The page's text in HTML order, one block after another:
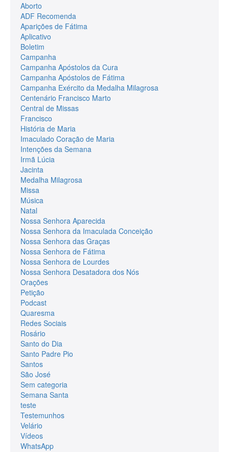
Aborto
ADF Recomenda
Aparições de Fátima
Aplicativo
Boletim
Campanha
Campanha Apóstolos da Cura
Campanha Apóstolos de Fátima
Campanha Exército da Medalha Milagrosa
Centenário Francisco Marto
Central de Missas
Francisco
História de Maria
Imaculado Coração de Maria
Intenções da Semana
Irmã Lúcia
Jacinta
Medalha Milagrosa
Missa
Música
Natal
Nossa Senhora Aparecida
Nossa Senhora da Imaculada Conceição
Nossa Senhora das Graças
Nossa Senhora de Fátima
Nossa Senhora de Lourdes
Nossa Senhora Desatadora dos Nós
Orações
Petição
Podcast
Quaresma
Redes Sociais
Rosário
Santo do Dia
Santo Padre Pio
Santos
São José
Sem categoria
Semana Santa
teste
Testemunhos
Velário
Vídeos
WhatsApp